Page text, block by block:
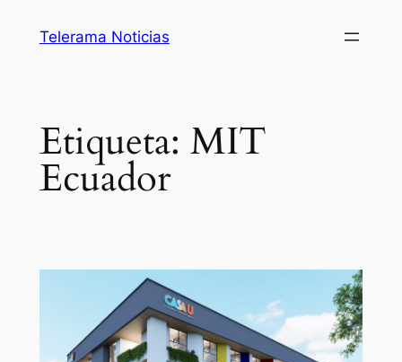
Telerama Noticias
Etiqueta: MIT
Ecuador